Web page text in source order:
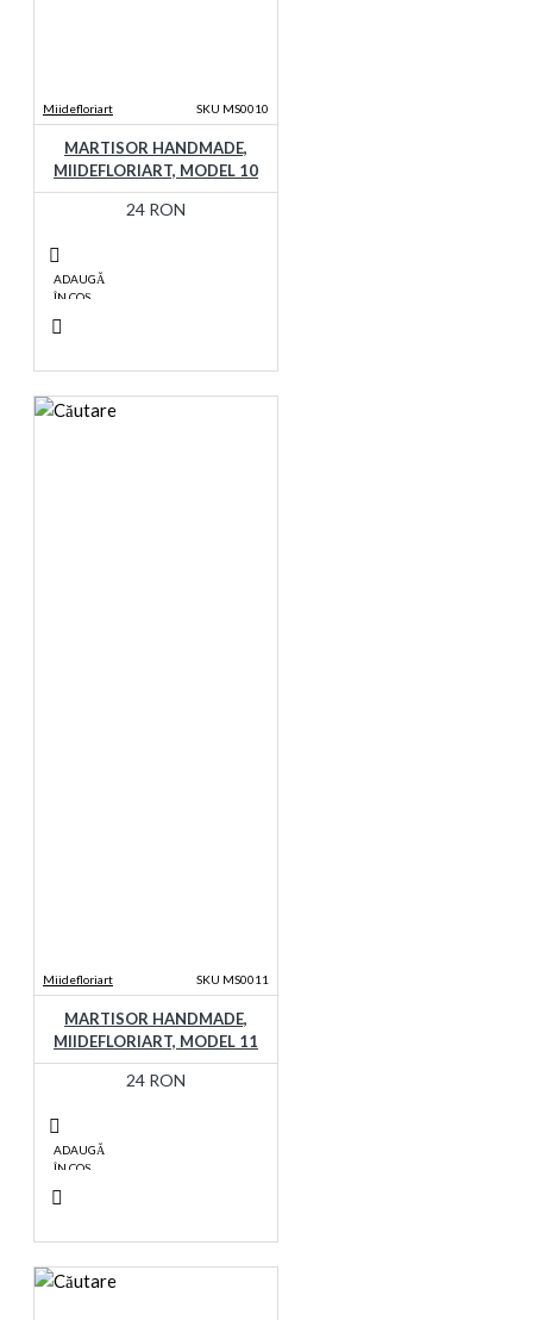
Miidefloriart SKU MS0010
MARTISOR HANDMADE,
MIIDEFLORIART, MODEL 10
24 RON
ADAUGĂ
ÎN COŞ
Miidefloriart SKU MS0011
MARTISOR HANDMADE,
MIIDEFLORIART, MODEL 11
24 RON
ADAUGĂ
ÎN COŞ